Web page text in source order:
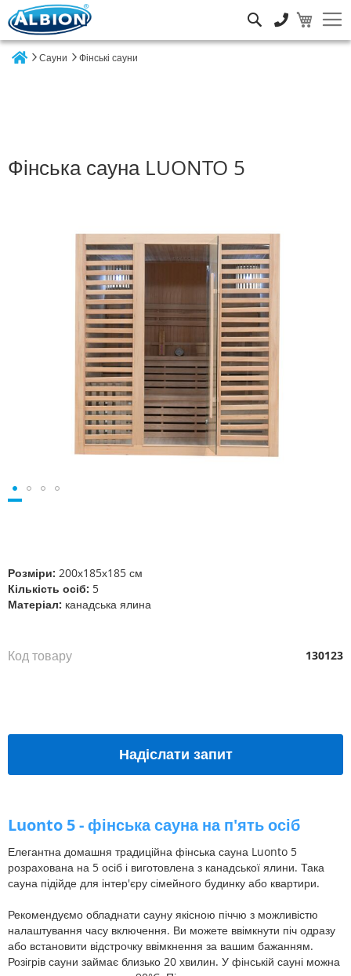
Сауни Фінські сауни
Фінська сауна LUONTO 5
зображень
Розміри: 200х185х185 см
Кількість осіб: 5
Матеріал: канадська ялина
Код товару 130123
Надіслати запит
Luonto 5 - фінська сауна на п'ять осіб
Елегантна домашня традиційна фінська сауна Luonto 5
розрахована на 5 осіб і виготовлена ​​з канадської ялини. Така
сауна підійде для інтер'єру сімейного будинку або квартири.
Рекомендуємо обладнати сауну якісною піччю з можливістю
налаштування часу включення. Ви можете ввімкнути піч одразу
або встановити відстрочку ввімкнення за вашим бажанням.
Розігрів сауни займає близько 20 хвилин. У фінській сауні можна